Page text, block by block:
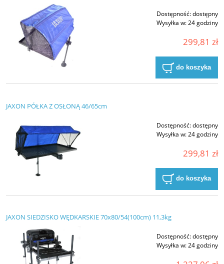
Dostępność:dostępny
Wysyłka w:24 godziny
299,81 zł
do koszyka
JAXON PÓŁKA Z OSŁONĄ 46/65cm
Dostępność:dostępny
Wysyłka w:24 godziny
299,81 zł
do koszyka
JAXON SIEDZISKO WĘDKARSKIE 70x80/54(100cm) 11,3kg
Dostępność:dostępny
Wysyłka w:24 godziny